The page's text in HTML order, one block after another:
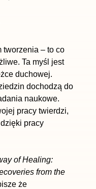
tworzenia – to co
Ta myśl jest
duchowej.
dochodzą do
naukowe.
pracy twierdzi,
pracy
of Healing:
from the
że